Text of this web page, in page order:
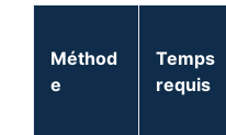
Méthod
e
Temps
requis